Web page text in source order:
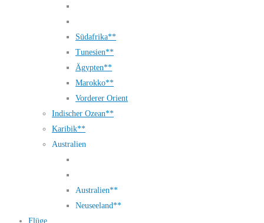
Südafrika**
Tunesien**
Ägypten**
Marokko**
Vorderer Orient
Indischer Ozean**
Karibik**
Australien
Australien**
Neuseeland**
Flüge